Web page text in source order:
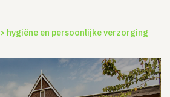
> hygiëne en persoonlijke verzorging